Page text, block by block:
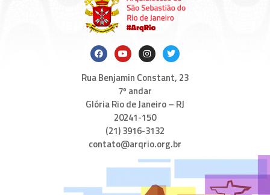
Rua Benjamin Constant, 23
7º andar
Glória Rio de Janeiro – RJ
20241-150
(21) 3916-3132
contato@arqrio.org.br